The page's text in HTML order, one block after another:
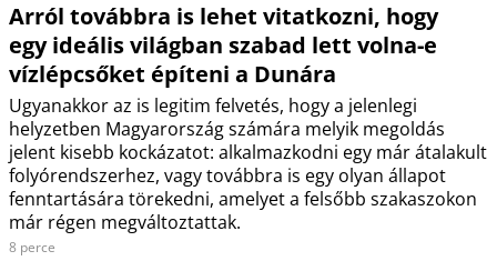
Arról továbbra is lehet vitatkozni, hogy
egy ideális világban szabad lett volna-e
vízlépcsőket építeni a Dunára
Ugyanakkor az is legitim felvetés, hogy a jelenlegi
helyzetben Magyarország számára melyik megoldás
jelent kisebb kockázatot: alkalmazkodni egy már átalakult
folyórendszerhez, vagy továbbra is egy olyan állapot
fenntartására törekedni, amelyet a felsőbb szakaszokon
már régen megváltoztattak.
8 perce